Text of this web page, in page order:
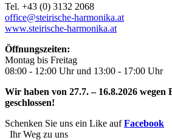
Tel. +43 (0) 3132 2068
office@steirische-harmonika.at
www.steirische-harmonika.at
Öffnungszeiten:
Montag bis Freitag
08:00 - 12:00 Uhr und 13:00 - 17:00 Uhr
Wir haben von 27.7. – 16.8.2026 wegen
geschlossen!
Schenken Sie uns ein Like aufFacebook
Ihr Weg zu uns